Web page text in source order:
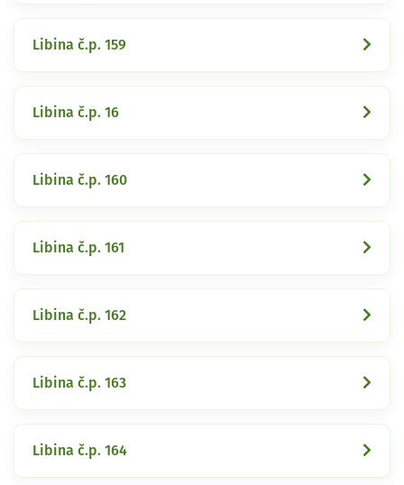
Libina č.p. 159
Libina č.p. 16
Libina č.p. 160
Libina č.p. 161
Libina č.p. 162
Libina č.p. 163
Libina č.p. 164